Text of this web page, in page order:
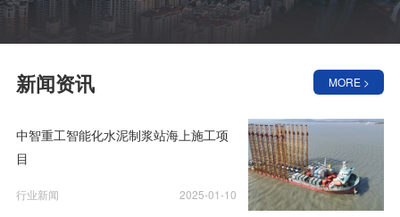
MORE >
新闻资讯
中智重工智能化水泥制浆站海上施工项
目
2025-01-10
行业新闻